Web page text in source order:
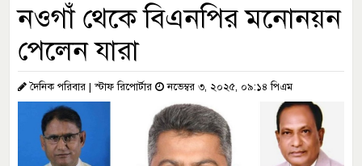
নওগাঁ থেকে বিএনপির মনোনয়ন
পেলেন যারা
দৈনিক পরিবার | স্টাফ রিপোর্টার নভেম্বর ৩, ২০২৫, ০৯:১৪ পিএম